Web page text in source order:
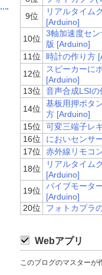
9位
リアルタイム
[Arduino]
10位
3軸加速度セ
版 [Arduino]
11位
時計の作り方
12位
スピーカーに
[Arduino]
13位
音声合成LSI
14位
基板用押ボタ
方 [Arduino]
15位
可変三端子レ
16位
においセンサ
17位
赤外線リモコ
18位
リアルタイム
[Arduino]
19位
バイブモータ
[Arduino]
20位
フォトカプラ
Webアプリ
このブログのマスターが